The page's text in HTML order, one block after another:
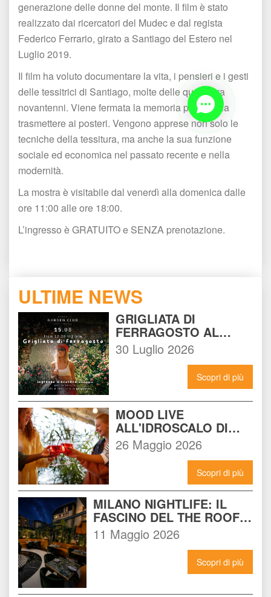
generazione delle donne del monte. Il film è stato
realizzato dai ricercatori del Mudec e dal regista
Federico Ferrario, girato a Santiago del Estero nel
Luglio 2019.
Il film ha voluto documentare la vita, i pensieri e i gesti
delle tessitrici di Santiago, molte delle quali ultra
novantenni. Viene fermata la memoria per poterla
trasmettere ai posteri. Vengono apprese non solo le
tecniche della tessitura, ma anche la sua funzione
ociale ed economica nel passato recente e nella
modernità.
La mostra è visitabile dal venerdì alla domenica dalle
ore 11:00 alle ore 18:00.
L’ingresso è GRATUITO e SENZA prenotazione.
ULTIME NEWS
GRIGLIATA DI
FERRAGOSTO AL
BEACH GARDEN CLUB
MILANO: LA FESTA DA
NON PERDERE DEL 15
30 Luglio 2026
Scopri di più
MOOD LIVE
ALL'IDROSCALO DI
MILANO: IL LOCALE
CHE DEVI CONOSCERE
26 Maggio 2026
Scopri di più
MILANO NIGHTLIFE: IL
FASCINO DEL THE ROOF
14 INCONTRA L'ENERGIA
DEL NOMAD
11 Maggio 2026
Scopri di più